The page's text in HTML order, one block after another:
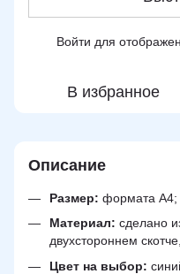
Войти для
В избранное
Описание
Размер: формата А4;
Материал: сделано
двухстороннем
Цвет на выбор: